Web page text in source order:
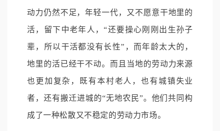
动力仍然不足，年轻一代，又不愿意干地里的
活，留下中老年人，“还要操心刚刚出生孙子
辈，所以干活都没有长性”，而年龄太大的，
地里的活已经干不动。而且当地的劳动力来源
也更加复杂，既有本村老人，也有城镇失业
者，还有搬迁进城的“无地农民”。他们共同构
成了一种松散又不稳定的劳动力市场。